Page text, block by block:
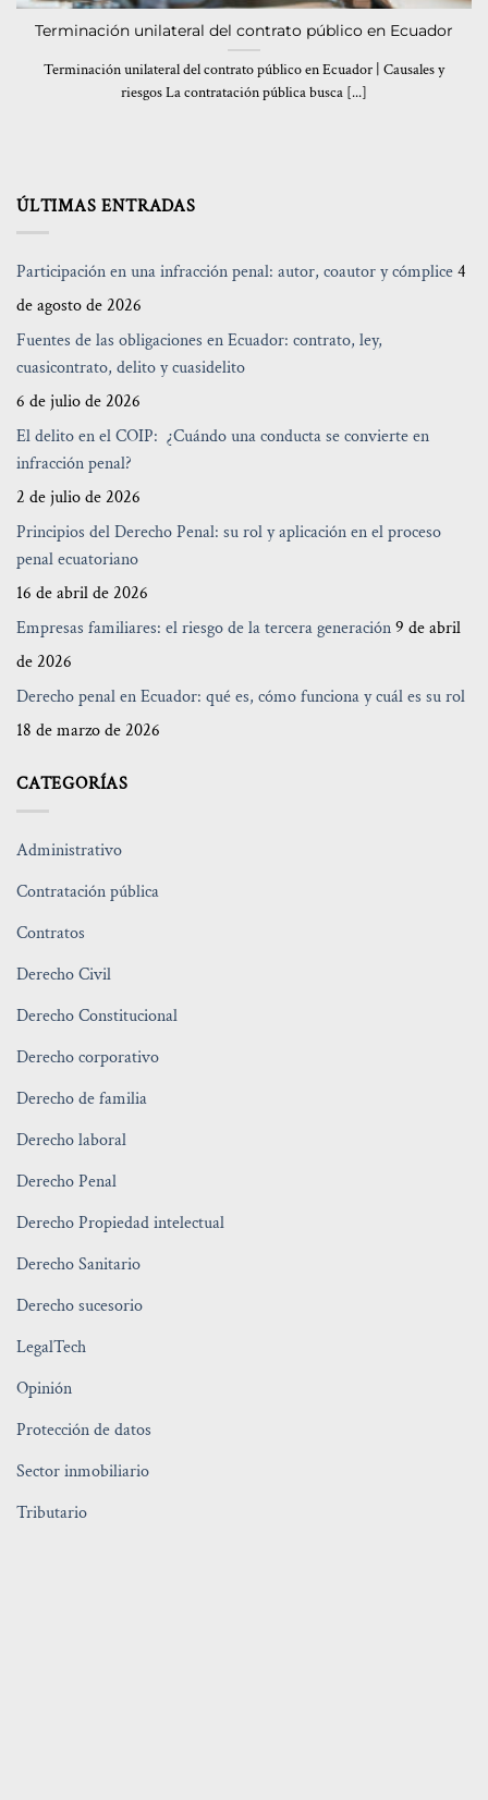
ÚLTIMAS ENTRADAS
Participación en una infracción penal: autor, coautor y cómplice4
de agosto de 2026
Fuentes de las obligaciones en Ecuador: contrato, ley,
cuasicontrato, delito y cuasidelito
6 de julio de 2026
El delito en el COIP: ¿Cuándo una conducta se convierte en
infracción penal?
2 de julio de 2026
Principios del Derecho Penal: su rol y aplicación en el proceso
penal ecuatoriano
16 de abril de 2026
Empresas familiares: el riesgo de la tercera generación9 de abril
de 2026
Derecho penal en Ecuador: qué es, cómo funciona y cuál es su rol
18 de marzo de 2026
CATEGORÍAS
Administrativo
Contratación pública
Contratos
Derecho Civil
Derecho Constitucional
Derecho corporativo
Derecho de familia
Derecho laboral
Derecho Penal
Derecho Propiedad intelectual
Derecho Sanitario
Derecho sucesorio
LegalTech
Opinión
Protección de datos
Sector inmobiliario
Tributario
Terminación unilateral del contrato público en Ecuador
Terminación unilateral del contrato público en Ecuador | Causales y
riesgos La contratación pública busca [...]